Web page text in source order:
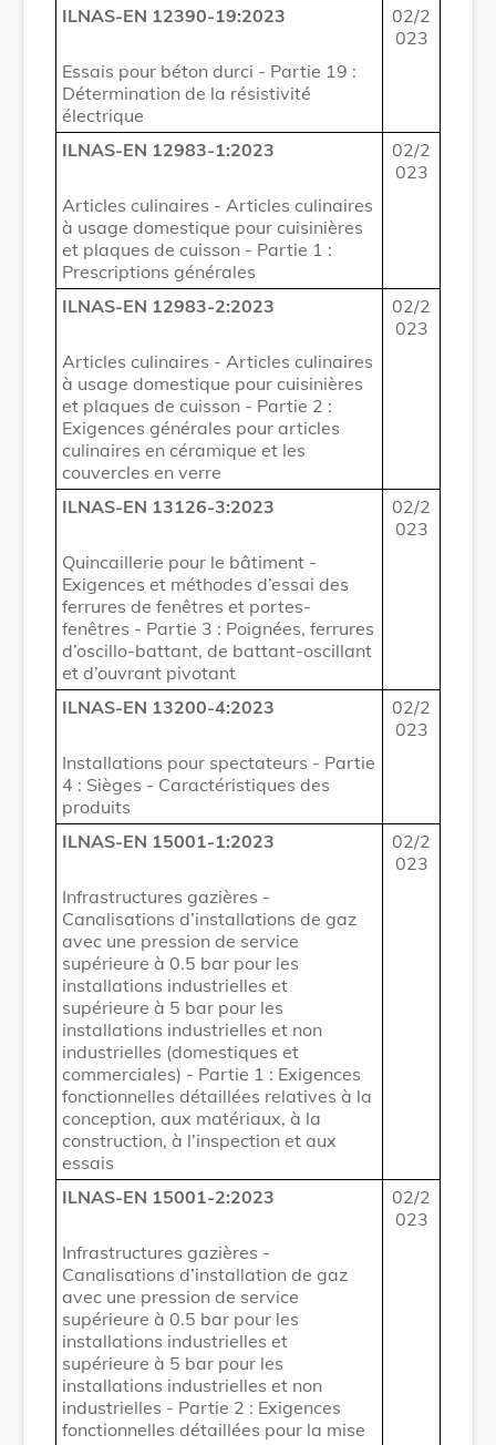
ILNAS-EN 12390-19:2023
02/2
023
Essais pour béton durci - Partie 19 :
Détermination de la résistivité
électrique
ILNAS-EN 12983-1:2023
02/2
023
Articles culinaires - Articles culinaires
à usage domestique pour cuisinières
et plaques de cuisson - Partie 1 :
Prescriptions générales
ILNAS-EN 12983-2:2023
02/2
023
Articles culinaires - Articles culinaires
à usage domestique pour cuisinières
et plaques de cuisson - Partie 2 :
Exigences générales pour articles
culinaires en céramique et les
couvercles en verre
ILNAS-EN 13126-3:2023
02/2
023
Quincaillerie pour le bâtiment -
Exigences et méthodes d’essai des
ferrures de fenêtres et portes-
fenêtres - Partie 3 : Poignées, ferrures
d’oscillo-battant, de battant-oscillant
et d’ouvrant pivotant
ILNAS-EN 13200-4:2023
02/2
023
Installations pour spectateurs - Partie
4 : Sièges - Caractéristiques des
produits
ILNAS-EN 15001-1:2023
02/2
023
Infrastructures gazières -
Canalisations d’installations de gaz
avec une pression de service
supérieure à 0.5 bar pour les
installations industrielles et
supérieure à 5 bar pour les
installations industrielles et non
industrielles (domestiques et
commerciales) - Partie 1 : Exigences
fonctionnelles détaillées relatives à la
conception, aux matériaux, à la
construction, à l’inspection et aux
essais
ILNAS-EN 15001-2:2023
02/2
023
Infrastructures gazières -
Canalisations d’installation de gaz
avec une pression de service
supérieure à 0.5 bar pour les
installations industrielles et
supérieure à 5 bar pour les
installations industrielles et non
industrielles - Partie 2 : Exigences
fonctionnelles détaillées pour la mise